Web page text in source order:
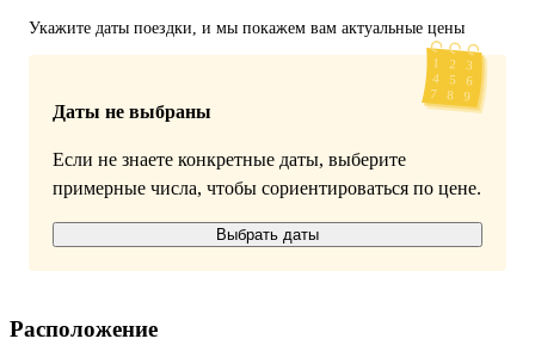
Укажите даты поездки, и мы покажем вам актуальные цены
Даты не выбраны
Если не знаете конкретные даты, выберите
примерные числа, чтобы сориентироваться по цене.
Выбрать даты
Расположение